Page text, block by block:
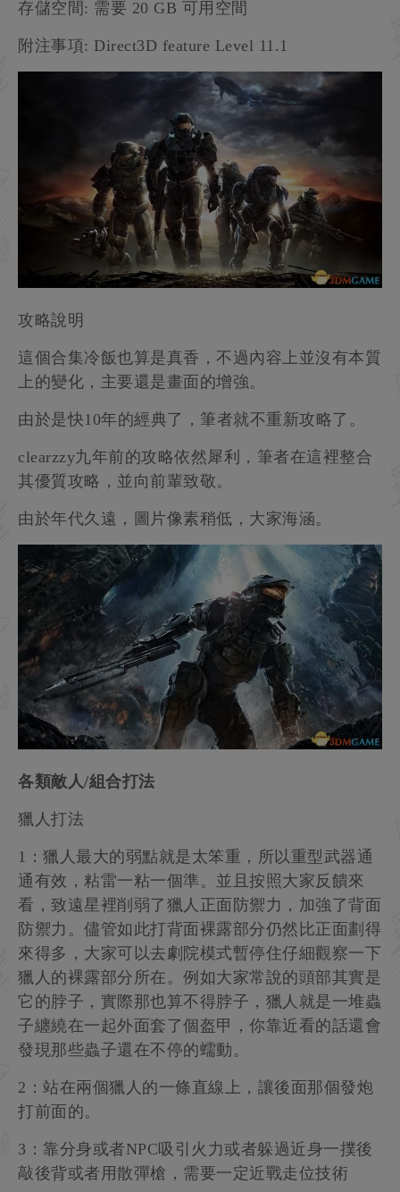
存儲空間: 需要 20 GB 可用空間
附注事項: Direct3D feature Level 11.1
攻略說明
這個合集冷飯也算是真香，不過內容上並沒有本質
上的變化，主要還是畫面的增強。
由於是快10年的經典了，筆者就不重新攻略了。
clearzzy九年前的攻略依然犀利，筆者在這裡整合
其優質攻略，並向前輩致敬。
由於年代久遠，圖片像素稍低，大家海涵。
各類敵人/組合打法
獵人打法
1：獵人最大的弱點就是太笨重，所以重型武器通
通有效，粘雷一粘一個準。並且按照大家反饋來
看，致遠星裡削弱了獵人正面防禦力，加強了背面
防禦力。儘管如此打背面裸露部分仍然比正面劃得
來得多，大家可以去劇院模式暫停住仔細觀察一下
獵人的裸露部分所在。例如大家常說的頭部其實是
它的脖子，實際那也算不得脖子，獵人就是一堆蟲
子纏繞在一起外面套了個盔甲，你靠近看的話還會
發現那些蟲子還在不停的蠕動。
2：站在兩個獵人的一條直線上，讓後面那個發炮
打前面的。
3：靠分身或者NPC吸引火力或者躲過近身一撲後
敲後背或者用散彈槍，需要一定近戰走位技術